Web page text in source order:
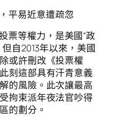
平易近意遭疏忽
票等權力，是美國“政
自2013年以來，美國
或許刪改《投票權
刻這部具有汗青意義
的風險。此次讓最高
拘束派年夜法官吵得
的劃分。